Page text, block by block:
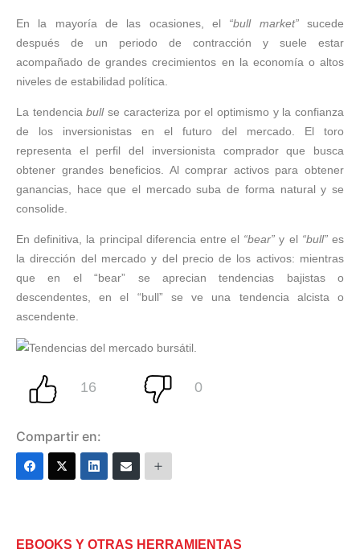
En la mayoría de las ocasiones, el “bull market”sucede
después de un periodo de contracción y suele estar
acompañado de grandes crecimientos en la economía o altos
niveles de estabilidad política.
La tendenciabullse caracteriza por el optimismo y la confianza
de los inversionistas en el futuro del mercado. El toro
representa el perfil del inversionista comprador que busca
obtener grandes beneficios. Al comprar activos para obtener
ganancias, hace que el mercado suba de forma natural y se
consolide.
En definitiva, la principal diferencia entre el “bear” y el “bull”es
la dirección del mercado y del precio de los activos: mientras
que en el “bear” se aprecian tendencias bajistas o
descendentes, en el “bull” se ve una tendencia alcista o
ascendente.
Compartir en:
EBOOKS Y OTRAS HERRAMIENTAS